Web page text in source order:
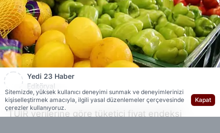
Yedi 23 Haber
Editöryal
TÜİR verilerine göre tüketici fiyat endeksi
Sitemizde, yüksek kullanıcı deneyimi sunmak ve deneyimlerinizi
kişiselleştirmek amacıyla, ilgili yasal düzenlemeler çerçevesinde
çerezler kullanıyoruz.
Kapat